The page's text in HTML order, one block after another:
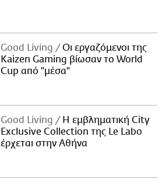
Good Living
Οι εργαζόμενοι της
Kaizen Gaming βίωσαν το World
Cup από "μέσα"
Good Living
Η εμβληματική City
Exclusive Collection της Le Labo
έρχεται στην Αθήνα